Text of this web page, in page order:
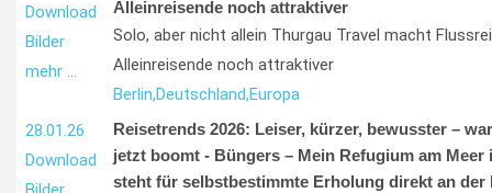
Download
Bilder
mehr …
Alleinreisende noch attraktiver
Solo, aber nicht allein Thurgau Travel macht
Alleinreisende noch attraktiver
Berlin,Deutschland,Europa
28.01.26
Download
Reisetrends 2026: Leiser, kürzer, bewusster –
jetzt boomt - Büngers – Mein Refugium am Meer
steht für selbstbestimmte Erholung direkt an der